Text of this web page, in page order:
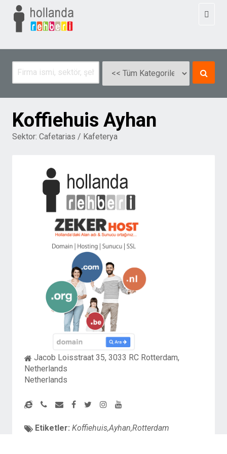
Koffiehuis Ayhan
Sektor: Cafetarias / Kafeterya
Jacob Loisstraat 35, 3033 RC Rotterdam,
Netherlands
Netherlands
Etiketler: Koffiehuis,Ayhan,Rotterdam